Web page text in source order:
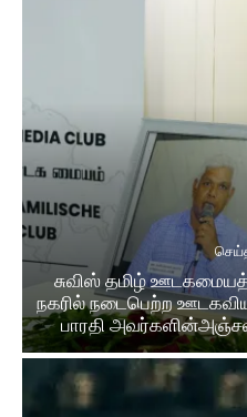
சுவிஸ் தமிழ்
நகரில் நடைபெற்ற
பாரதி